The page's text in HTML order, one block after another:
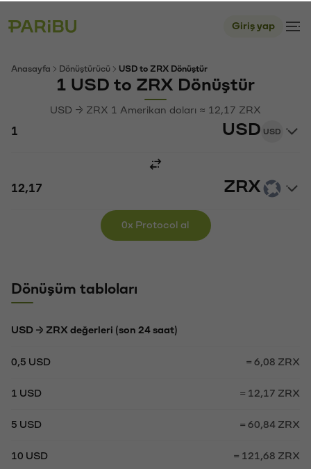
Giriş yap
Anasayfa Dönüştürücü USD to ZRX Dönüştür
1 USD to ZRX Dönüştür
USD → ZRX 1 Amerikan doları ≈ 12,17 ZRX
USD USD
ZRX
0x Protocol al
Dönüşüm tabloları
USD → ZRX değerleri (son 24 saat)
0,5 USD = 6,08 ZRX
1 USD = 12,17 ZRX
5 USD = 60,84 ZRX
10 USD = 121,68 ZRX